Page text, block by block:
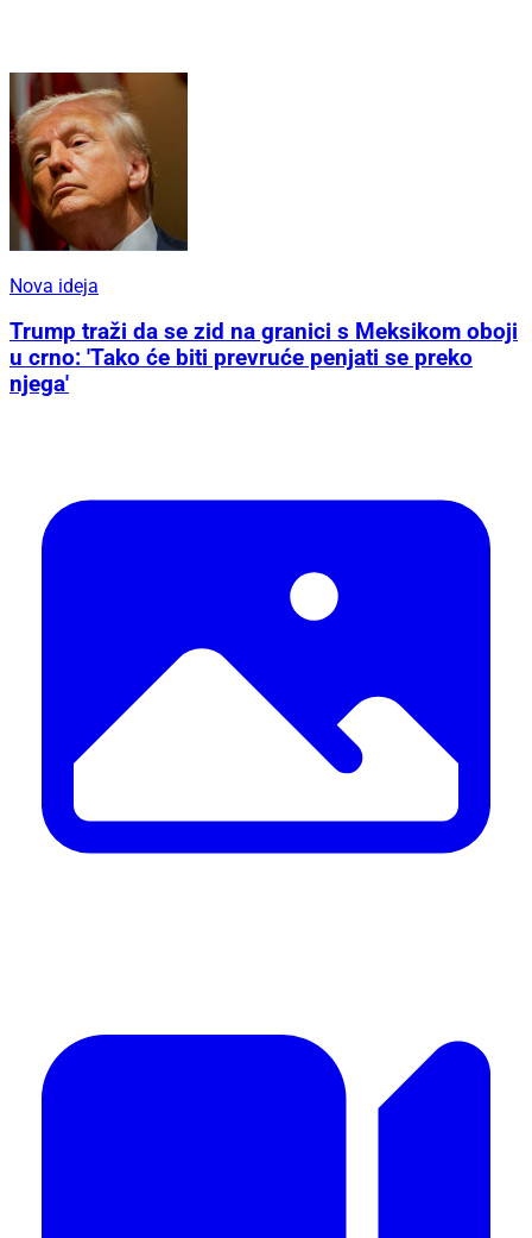
Nova ideja
Trump traži da se zid na granici s Meksikom oboji
u crno: 'Tako će biti prevruće penjati se preko
njega'